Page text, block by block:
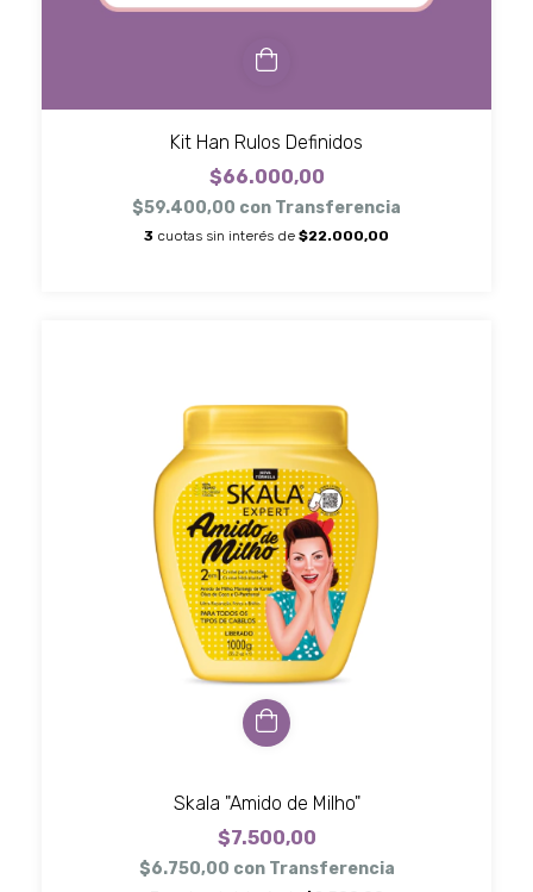
Kit Han Rulos Definidos
$66.000,00
$59.400,00 con Transferencia
3 cuotas sin interés de $22.000,00
Skala "Amido de Milho"
$7.500,00
$6.750,00 con Transferencia